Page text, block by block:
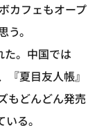
カフェもオープ
。
た。中国では
夏目友人帳』
もどんどん発売
る。